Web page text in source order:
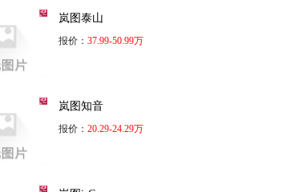
岚图泰山
报价： 37.99-50.99万
岚图知音
报价： 20.29-24.29万